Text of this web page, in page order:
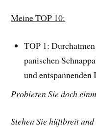
Meine TOP 10:
TOP 1:
panischen
und entspannenden
Probieren Sie doch
Stehen Sie hüftbreit